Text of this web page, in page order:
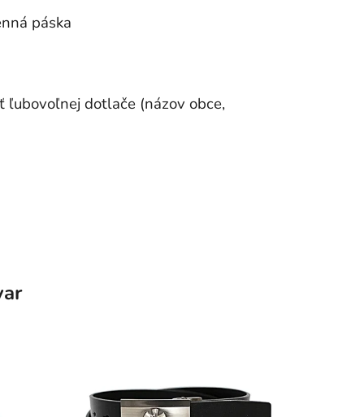
páska
dotlače (názov obce,